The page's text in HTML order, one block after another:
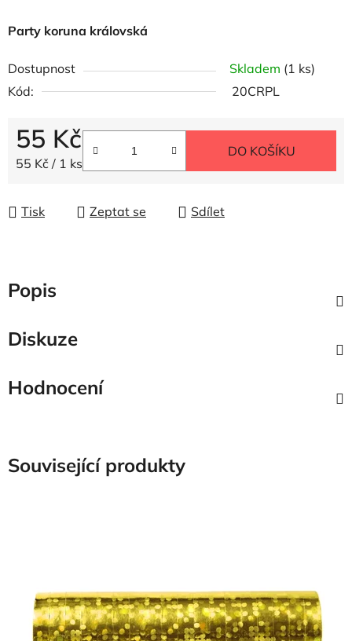
Party koruna královská
Dostupnost Skladem (1 ks)
Kód:
20CRPL
55 Kč
Měrná cena:
55 Kč / 1 ks
DO KOŠÍKU
Tisk Zeptat se Sdílet
Popis
Diskuze
Hodnocení
Související produkty